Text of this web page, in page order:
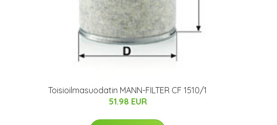
Toisioilmasuodatin MANN-FILTER CF 1510/1
51.98 EUR